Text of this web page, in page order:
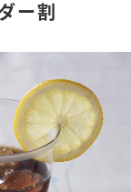
ー割